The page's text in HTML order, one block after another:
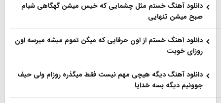
دانلود آهنگ خستم مثل چشمایی که خیس میشن گهگاهی شبام
صبح میشن تنهایی
دانلود آهنگ خستم از اون حرفایی که میگن تموم میشه میرسه اون
روزای خوبت
دانلود آهنگ دیگه هیچی مهم نیست فقط میگذره روزام ولی حیف
جوونیم دیگه بسه خدایا